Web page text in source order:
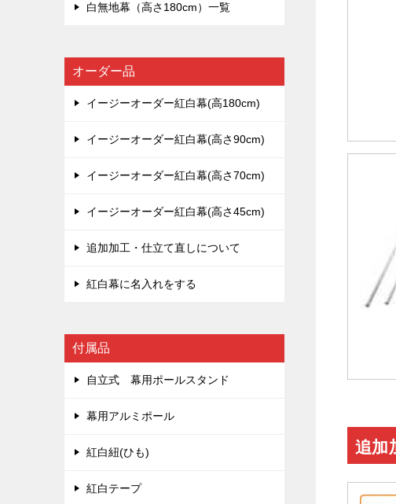
追加
白無地幕（高さ180cm）一覧
オーダー品
イージーオーダー紅白幕(高180cm)
イージーオーダー紅白幕(高さ90cm)
イージーオーダー紅白幕(高さ70cm)
イージーオーダー紅白幕(高さ45cm)
追加加工・仕立て直しについて
紅白幕に名入れをする
付属品
自立式 幕用ポールスタンド
幕用アルミポール
紅白紐(ひも)
紅白テープ